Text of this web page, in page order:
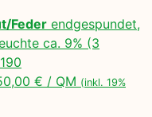
Feder endgespundet,
ca. 9% (3
€ / QM (inkl. 19%